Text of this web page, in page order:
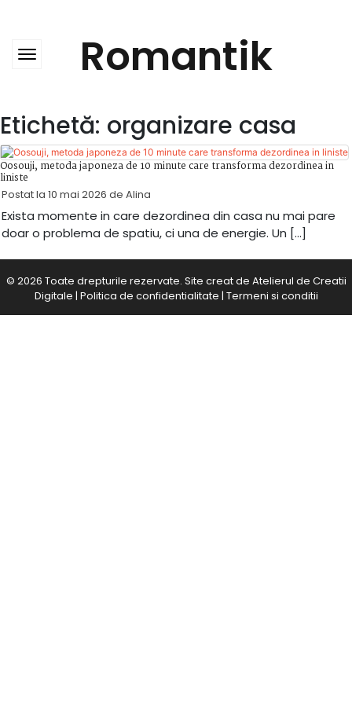
Romantik
Etichetă: organizare casa
Oosouji, metoda japoneza de 10 minute care transforma dezordinea in
liniste
Postat la 10 mai 2026 de Alina
Exista momente in care dezordinea din casa nu mai pare
doar o problema de spatiu, ci una de energie. Un […]
© 2026 Toate drepturile rezervate. Site creat de Atelierul de Creatii
Digitale | Politica de confidentialitate | Termeni si conditii